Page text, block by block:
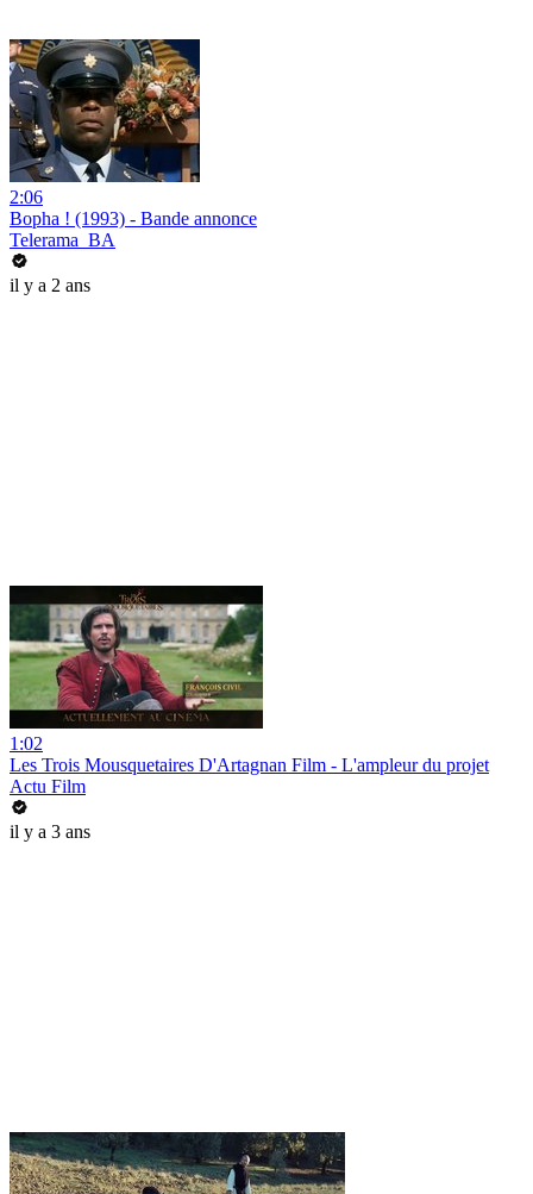
2:06
Bopha ! (1993) - Bande annonce
Telerama_BA
il y a 2 ans
1:02
Les Trois Mousquetaires D'Artagnan Film - L'ampleur du projet
Actu Film
il y a 3 ans